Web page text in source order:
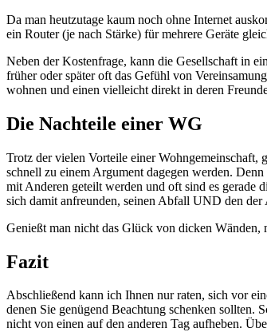
Da man heutzutage kaum noch ohne Internet
ein Router (je nach Stärke) für mehrere Geräte
Neben der Kostenfrage, kann die Gesellschaft in
früher oder später oft das Gefühl von
wohnen und einen vielleicht direkt in deren
Die Nachteile einer WG
Trotz der vielen Vorteile einer Wohngemeinschaft,
schnell zu einem Argument dagegen werden.
mit Anderen geteilt werden und oft sind es gerade
sich damit anfreunden, seinen Abfall UND den der
Genießt man nicht das Glück von dicken Wänden,
Fazit
Abschließend kann ich Ihnen nur raten, sich vor
denen Sie genügend Beachtung schenken sollten.
nicht von einen auf den anderen Tag aufheben.